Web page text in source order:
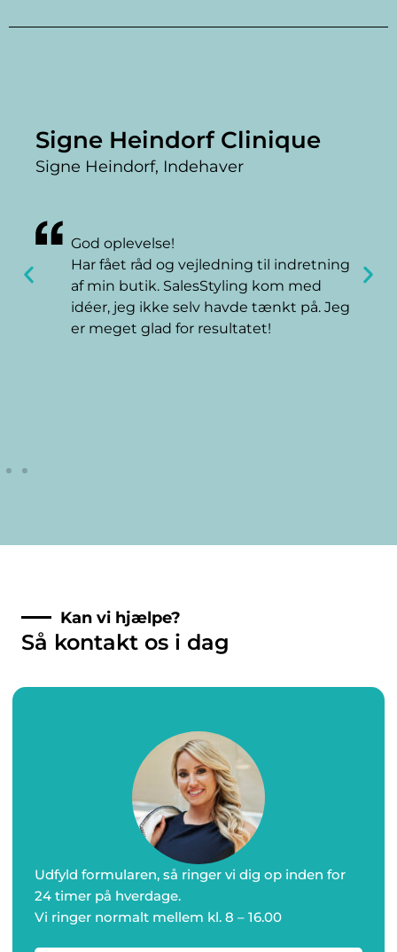
Signe Heindorf Clinique
Signe Heindorf, Indehaver
God oplevelse!
Har fået råd og vejledning til indretning
af min butik. SalesStyling kom med
idéer, jeg ikke selv havde tænkt på. Jeg
er meget glad for resultatet!
Kan vi hjælpe?
Så kontakt os i dag
Udfyld formularen, så ringer vi dig op inden for
24 timer på hverdage.
Vi ringer normalt mellem kl. 8 – 16.00